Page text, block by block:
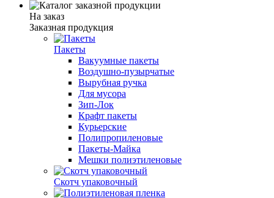
На заказ
Заказная продукция
Пакеты
Вакуумные пакеты
Воздушно-пузырчатые
Вырубная ручка
Для мусора
Зип-Лок
Крафт пакеты
Курьерские
Полипропиленовые
Пакеты-Майка
Мешки полиэтиленовые
Скотч упаковочный